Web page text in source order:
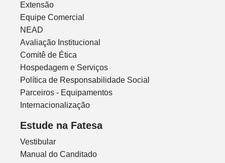
Extensão
Equipe Comercial
NEAD
Avaliação Institucional
Comitê de Ética
Hospedagem e Serviços
Política de Responsabilidade Social
Parceiros - Equipamentos
Internacionalização
Estude na Fatesa
Vestibular
Manual do Canditado